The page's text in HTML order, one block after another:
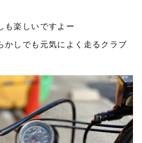
も楽しいですよー
かしでも元気によく走るクラブ